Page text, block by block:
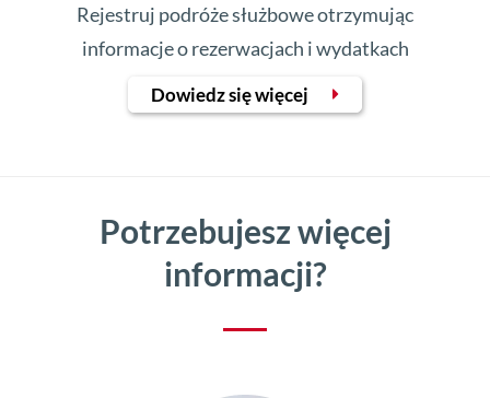
Rejestruj podróże służbowe otrzymując
informacje o rezerwacjach i wydatkach
Dowiedz się więcej
Potrzebujesz więcej
informacji?